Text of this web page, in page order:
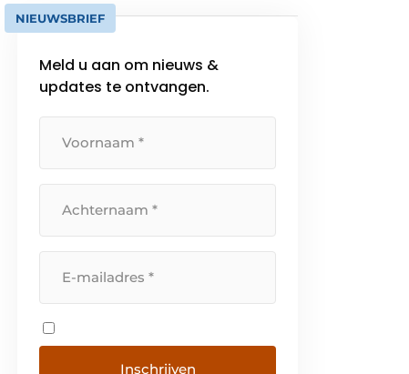
NIEUWSBRIEF
Meld u aan om nieuws &
updates te ontvangen.